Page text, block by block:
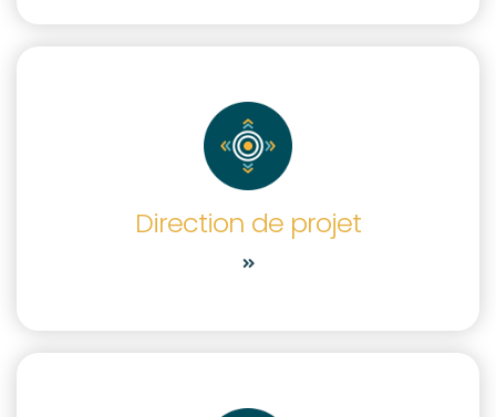
Direction de projet